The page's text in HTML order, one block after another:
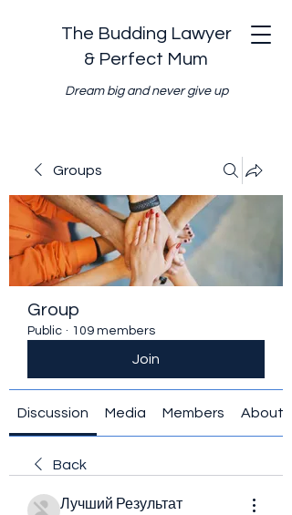
The Budding Lawyer
& Perfect Mum
Dream big and never give up
Groups
Group
Public · 109 members
Join
Discussion Media Members About
Back
Лучший Результат